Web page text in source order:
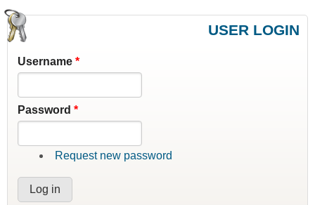
USER LOGIN
Username*
Password*
Request new password